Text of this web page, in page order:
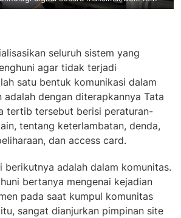
seluruh sistem yang
agar tidak terjadi
satu bentuk komunikasi dalam
adalah dengan diterapkannya Tata
tertib tersebut berisi peraturan-
tentang keterlambatan, denda,
dan access card.
berikutnya adalah dalam komunitas.
bertanya mengenai kejadian
pada saat kumpul komunitas
sangat dianjurkan pimpinan site